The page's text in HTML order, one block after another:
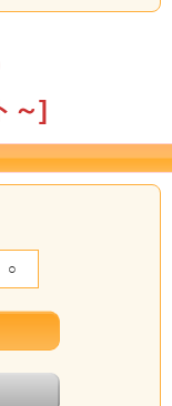
）、大阪しろ
、レッドリー
には、１袋に
グリーン
ルレタス、バ
ますので、安
と取れて、柔
～]
○